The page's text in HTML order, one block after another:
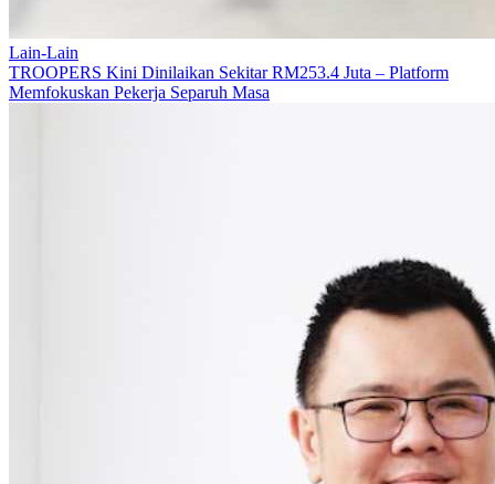
Lain-Lain
TROOPERS Kini Dinilaikan Sekitar RM253.4 Juta – Platform
Memfokuskan Pekerja Separuh Masa